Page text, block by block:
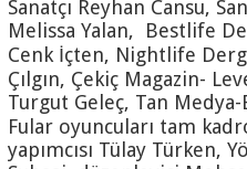
Sanatçı Reyhan Cansu,
Melissa Yalan, Bestlife
Cenk İçten, Nightlife
Çılgın, Çekiç Magazin-
Turgut Geleç, Tan
Fular oyuncuları tam
yapımcısı Tülay Türken,